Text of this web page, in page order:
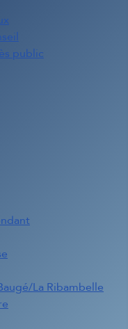
public
La Ribambelle